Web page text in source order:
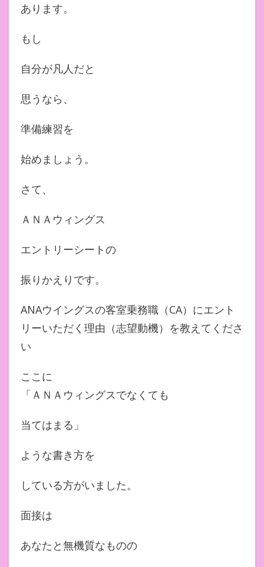
あります。
もし
自分が凡人だと
思うなら、
準備練習を
始めましょう。
さて、
ＡＮＡウィングス
エントリーシートの
振りかえりです。
ANAウイングスの客室乗務職（CA）にエント
リーいただく理由（志望動機）を教えてくださ
い
ここに
「ＡＮＡウィングスでなくても
当てはまる」
ような書き方を
している方がいました。
面接は
あなたと無機質なものの